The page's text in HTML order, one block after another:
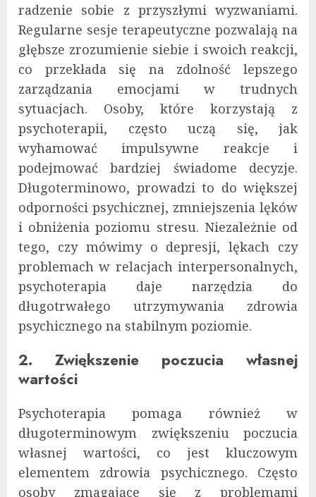
radzenie sobie z przyszłymi wyzwaniami.
Regularne sesje terapeutyczne pozwalają na
głębsze zrozumienie siebie i swoich reakcji,
co przekłada się na zdolność lepszego
zarządzania emocjami w trudnych
sytuacjach. Osoby, które korzystają z
psychoterapii, często uczą się, jak
wyhamować impulsywne reakcje i
podejmować bardziej świadome decyzje.
Długoterminowo, prowadzi to do większej
odporności psychicznej, zmniejszenia lęków
i obniżenia poziomu stresu. Niezależnie od
tego, czy mówimy o depresji, lękach czy
problemach w relacjach interpersonalnych,
psychoterapia daje narzędzia do
długotrwałego utrzymywania zdrowia
psychicznego na stabilnym poziomie.
2. Zwiększenie poczucia własnej
wartości
Psychoterapia pomaga również w
długoterminowym zwiększeniu poczucia
własnej wartości, co jest kluczowym
elementem zdrowia psychicznego. Często
osoby zmagające się z problemami